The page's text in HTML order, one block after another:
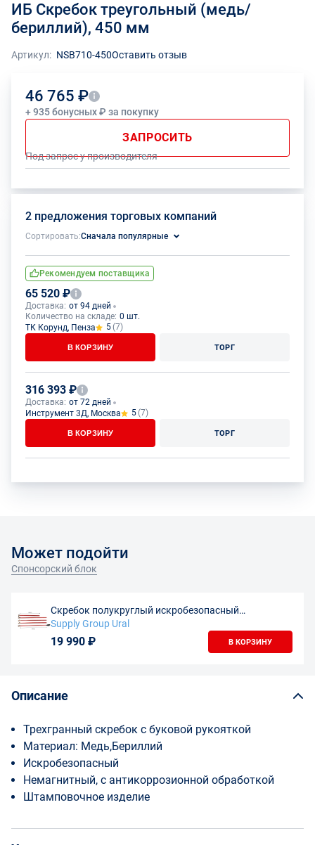
ИБ Скребок треугольный (медь/
бериллий), 450 мм
Артикул: NSB710-450Оставить отзыв
46 765 ₽
+ 935 бонусных ₽ за покупку
ЗАПРОСИТЬ
Под запрос у производителя
2 предложения торговых компаний
Сортировать:Сначала популярные
Рекомендуем поставщика
65 520 ₽
Доставка: от 94 дней
Количество на складе: 0 шт.
ТК Корунд, Пенза
5(7)
В КОРЗИНУ ТОРГ
316 393 ₽
Доставка: от 72 дней
Инструмент 3Д, Москва
5(7)
В КОРЗИНУ ТОРГ
Может подойти
Спонсорский блок
Скребок полукруглый искробезопасный
омеденный SGU с разборным черенком 7 м
Supply Group Ural
19 990 ₽ В КОРЗИНУ
Описание
Трехгранный скребок с буковой рукояткой
Материал: Медь,Бериллий
Искробезопасный
Немагнитный, с антикоррозионной обработкой
Штамповочное изделие